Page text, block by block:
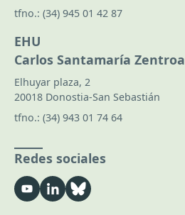
tfno.: (34) 945 01 42 87
EHU
Carlos Santamaría Zentroa
Elhuyar plaza, 2
20018 Donostia-San Sebastián
tfno.: (34) 943 01 74 64
Redes sociales